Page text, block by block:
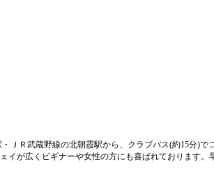
ＪＲ武蔵野線の北朝霞駅から、クラブバス(約15分)
が広くビギナーや女性の方にも喜ばれております